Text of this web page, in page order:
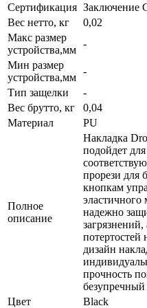
Сертификация Заключение
Вес нетто, кг
0,02
Макс размер
устройства,мм
-
Мин размер
устройства,мм
-
Тип защелки
-
Вес брутто, кг
0,04
Материал
PU
Полное
описание
Накладка
подойдет
прорези для
кнопкам
эластичного
надежно
потертостей
дизайн
прочность
безупречный
Цвет
Black